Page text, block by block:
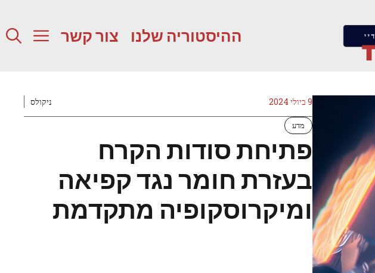
ההיסטוריה שלנו צור קשר
9 ביולי 2024 ניקולס
מדע
פתיחת סודות הקרח
בעזרת חומר נגד קפיאה
ומיקרוסקופיה מתקדמת